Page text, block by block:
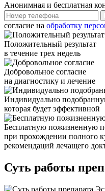
Анонимная и бесплатная
согласие на обработку
Положительный результат
в течение трех недель
Добровольное согласие
на диагностику и лечение
Индивидуально
которая будет эффективной
Бесплатную пожизненную
при прохождении полного
рекомендаций лечащего
Суть работы